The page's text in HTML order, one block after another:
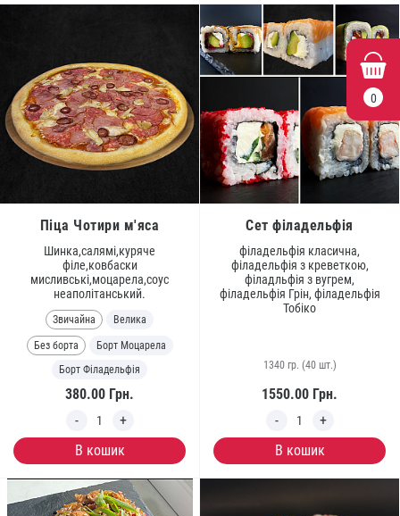
0
Піца Чотири м'яса
Шинка,салямі,куряче
філе,ковбаски
мисливські,моцарела,соус
неаполітанський.
Звичайна Велика
Без борта
Борт Моцарела
Борт Філадельфія
380.00 Грн.
В кошик
Сет філадельфія
філадельфія класична,
філадельфія з креветкою,
філадльфія з вугрем,
філадельфія Грін, філадельфія
Тобіко
1340 гр. (40 шт.)
1550.00 Грн.
В кошик